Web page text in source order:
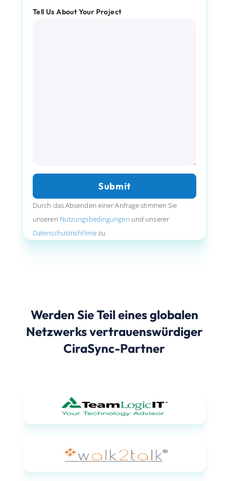
Tell Us About Your Project
Durch das Absenden einer Anfrage stimmen Sie
unseren Nutzungsbedingungen und unserer
Datenschutzrichtliniezu
Werden Sie Teil eines globalen
Netzwerks vertrauenswürdiger
CiraSync-Partner